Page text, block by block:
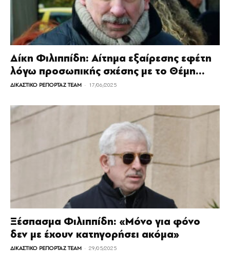
Δίκη Φιλιππίδη: Αίτημα εξαίρεσης εφέτη
λόγω προσωπικής σχέσης με το Θέμη...
ΔΙΚΑΣΤΙΚΟ ΡΕΠΟΡΤΑΖ TEAM - 17/06/2025
Ξέσπασμα Φιλιππίδη: «Μόνο για φόνο
δεν με έχουν κατηγορήσει ακόμα»
ΔΙΚΑΣΤΙΚΟ ΡΕΠΟΡΤΑΖ TEAM - 29/05/2025